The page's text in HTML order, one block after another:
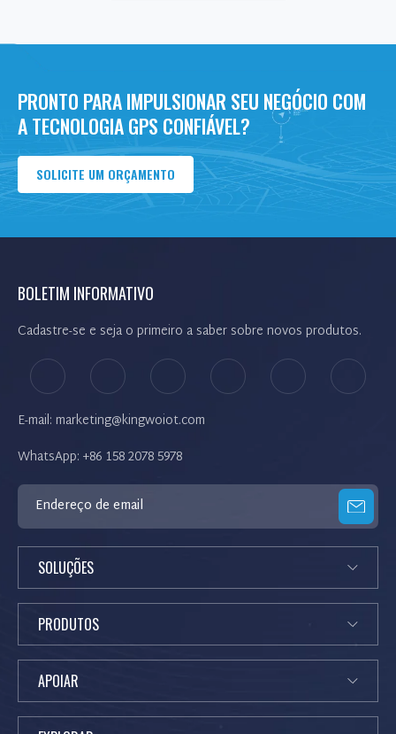
PRONTO PARA IMPULSIONAR SEU NEGÓCIO COM
A TECNOLOGIA GPS CONFIÁVEL?
SOLICITE UM ORÇAMENTO
SOLUÇÕES
PRODUTOS
APOIAR
BOLETIM INFORMATIVO
Cadastre-se e seja o primeiro a saber sobre novos produtos.
E-mail: marketing@kingwoiot.com
WhatsApp: +86 158 2078 5978